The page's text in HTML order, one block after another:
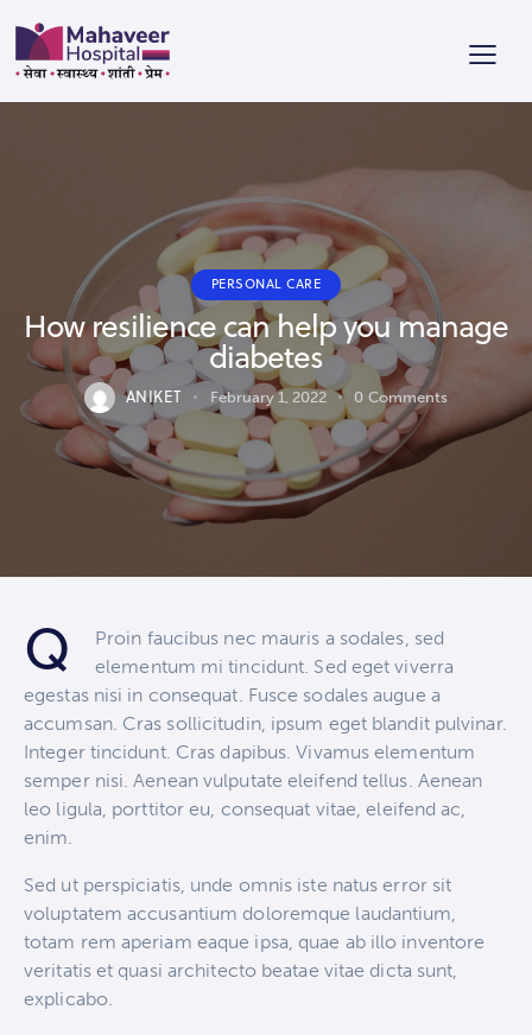
PERSONAL CARE
How resilience can help you manage
diabetes
ANIKET February 1, 2022 0 Comments
Q
Proin faucibus nec mauris a sodales, sed
elementum mi tincidunt. Sed eget viverra
egestas nisi in consequat. Fusce sodales augue a
accumsan. Cras sollicitudin, ipsum eget blandit pulvinar.
Integer tincidunt. Cras dapibus. Vivamus elementum
semper nisi. Aenean vulputate eleifend tellus. Aenean
leo ligula, porttitor eu, consequat vitae, eleifend ac,
enim.
Sed ut perspiciatis, unde omnis iste natus error sit
voluptatem accusantium doloremque laudantium,
totam rem aperiam eaque ipsa, quae ab illo inventore
veritatis et quasi architecto beatae vitae dicta sunt,
explicabo.